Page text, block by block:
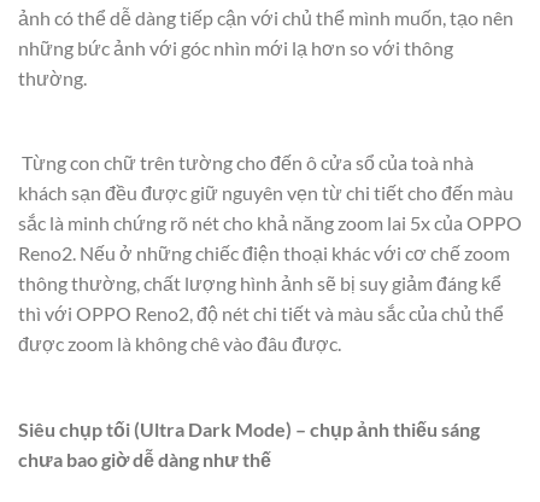
ảnh có thể dễ dàng tiếp cận với chủ thể mình muốn, tạo nên
những bức ảnh với góc nhìn mới lạ hơn so với thông
thường.
Từng con chữ trên tường cho đến ô cửa sổ của toà nhà
khách sạn đều được giữ nguyên vẹn từ chi tiết cho đến màu
sắc là minh chứng rõ nét cho khả năng zoom lai 5x của OPPO
Reno2. Nếu ở những chiếc điện thoại khác với cơ chế zoom
thông thường, chất lượng hình ảnh sẽ bị suy giảm đáng kể
thì với OPPO Reno2, độ nét chi tiết và màu sắc của chủ thể
được zoom là không chê vào đâu được.
Siêu chụp tối (Ultra Dark Mode) – chụp ảnh thiếu sáng
chưa bao giờ dễ dàng như thế